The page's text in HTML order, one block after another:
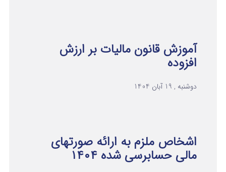
آموزش قانون مالیات بر ارزش
افزوده
دوشنبه , 19 آبان 1404
اشخاص ملزم به ارائه صورتهای
مالی حسابرسی شده ۱۴۰۴